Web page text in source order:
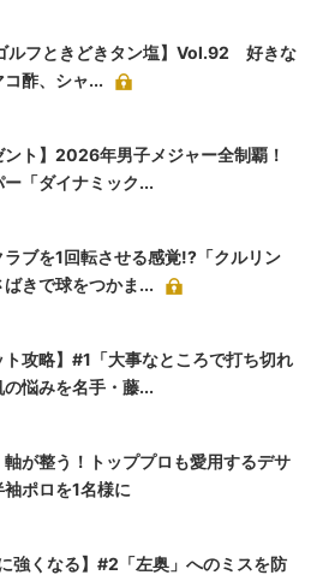
ルフときどきタン塩】Vol.92 好きな
コ酢、シャ...
ント】2026年男子メジャー全制覇！
ー「ダイナミック...
ラブを1回転させる感覚!?「クルリン
きで球をつかま...
ト攻略】#1「大事なところで打ち切れ
悩みを名手・藤...
軸が整う！トッププロも愛用するデサ
ポロを1名様に
強くなる】#2「左奥」へのミスを防